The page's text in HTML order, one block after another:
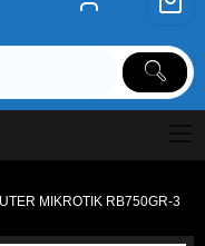
MIKROTIK RB750GR-3